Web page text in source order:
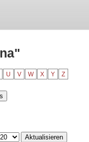
U V W X Y Z